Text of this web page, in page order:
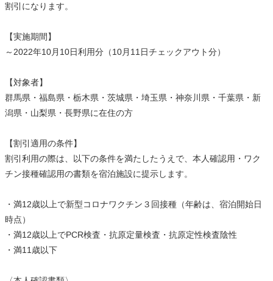
割引になります。
【実施期間】
～2022年10月10日利用分（10月11日チェックアウト分）
【対象者】
群馬県・福島県・栃木県・茨城県・埼玉県・神奈川県・千葉県・新
潟県・山梨県・長野県に在住の方
【割引適用の条件】
割引利用の際は、以下の条件を満たしたうえで、本人確認用・ワク
チン接種確認用の書類を宿泊施設に提示します。
・満12歳以上で新型コロナワクチン３回接種（年齢は、宿泊開始日
時点）
・満12歳以上でPCR検査・抗原定量検査・抗原定性検査陰性
・満11歳以下